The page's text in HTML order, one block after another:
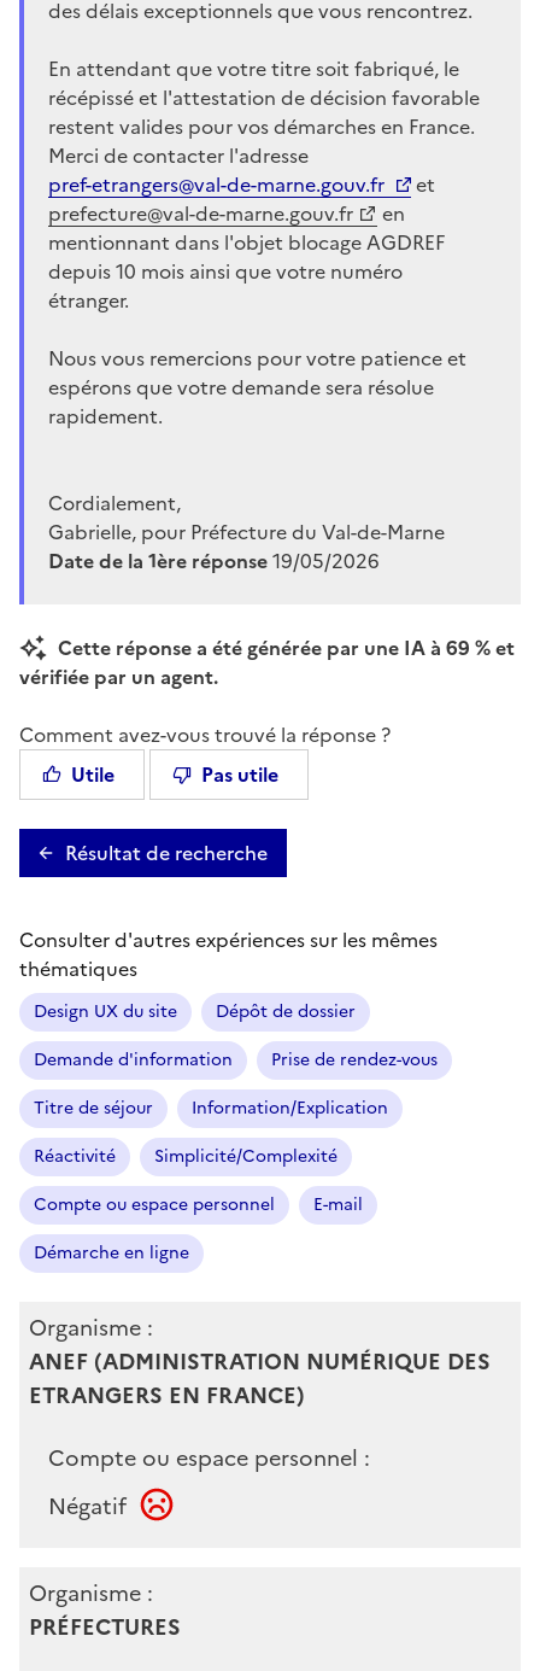
des délais exceptionnels que vous rencontrez.
En attendant que votre titre soit fabriqué, le
récépissé et l'attestation de décision favorable
restent valides pour vos démarches en France.
Merci de contacter l'adresse
pref-etrangers@val-de-marne.gouv.fr
et
prefecture@val-de-marne.gouv.fr
en
mentionnant dans l'objet blocage AGDREF
depuis 10 mois ainsi que votre numéro
étranger.
Nous vous remercions pour votre patience et
espérons que votre demande sera résolue
rapidement.
Cordialement,
Gabrielle, pour Préfecture du Val-de-Marne
Date de la 1ère réponse19/05/2026
Cette réponse a été générée par une IA à 69 % et
vérifiée par un agent.
Comment avez-vous trouvé la réponse ?
Utile
Pas utile
Résultat de recherche
Consulter d'autres expériences sur les mêmes
thématiques
Design UX du site
Dépôt de dossier
Demande d'information
Prise de rendez-vous
Titre de séjour
Information/Explication
Réactivité
Simplicité/Complexité
Compte ou espace personnel
E-mail
Démarche en ligne
Organisme :
ANEF (ADMINISTRATION NUMÉRIQUE DES
ETRANGERS EN FRANCE)
Compte ou espace personnel :
Négatif
Organisme :
PRÉFECTURES